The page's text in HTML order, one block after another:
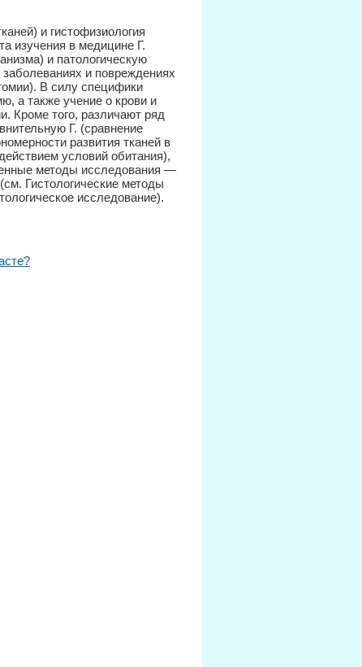
и гистофизиология
изучения в медицине Г.
и патологическую
заболеваниях и повреждениях
В силу специфики
а также учение о крови и
Кроме того, различают ряд
Г. (сравнение
развития тканей в
условий обитания),
методы исследования —
Гистологические методы
исследование).